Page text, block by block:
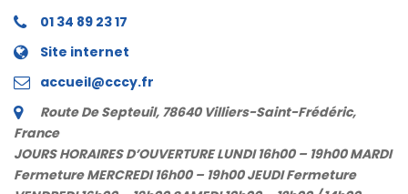
01 34 89 23 17
Site internet
accueil@cccy.fr
Route De Septeuil, 78640 Villiers-Saint-Frédéric,
France
JOURS HORAIRES D’OUVERTURE LUNDI 16h00 – 19h00 MARDI
Fermeture MERCREDI 16h00 – 19h00 JEUDI Fermeture